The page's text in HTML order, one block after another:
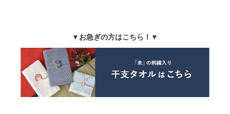
▼お急ぎの方はこちら！▼